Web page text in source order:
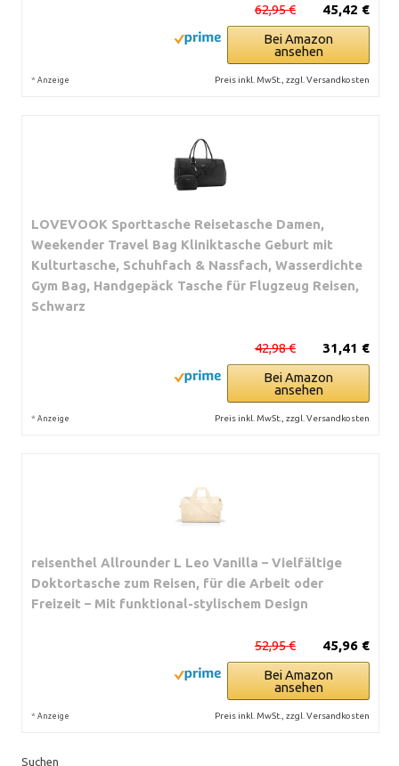
45,42 €
62,95 €
Bei Amazon
ansehen
* Anzeige Preis inkl. MwSt., zzgl. Versandkosten
LOVEVOOK Sporttasche Reisetasche Damen,
Weekender Travel Bag Kliniktasche Geburt mit
Kulturtasche, Schuhfach & Nassfach, Wasserdichte
Gym Bag, Handgepäck Tasche für Flugzeug Reisen,
Schwarz
31,41 €
42,98 €
Bei Amazon
ansehen
* Anzeige Preis inkl. MwSt., zzgl. Versandkosten
reisenthel Allrounder L Leo Vanilla – Vielfältige
Doktortasche zum Reisen, für die Arbeit oder
Freizeit – Mit funktional-stylischem Design
45,96 €
52,95 €
Bei Amazon
ansehen
* Anzeige Preis inkl. MwSt., zzgl. Versandkosten
Suchen